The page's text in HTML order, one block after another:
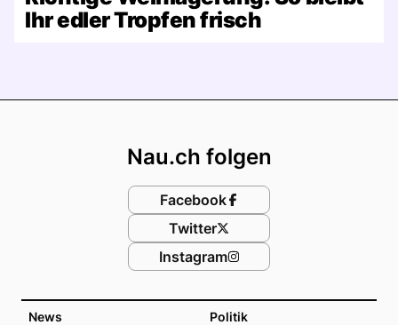
Ihr edler Tropfen frisch
News Politik
Nau.ch folgen
Facebook
Twitter
Instagram